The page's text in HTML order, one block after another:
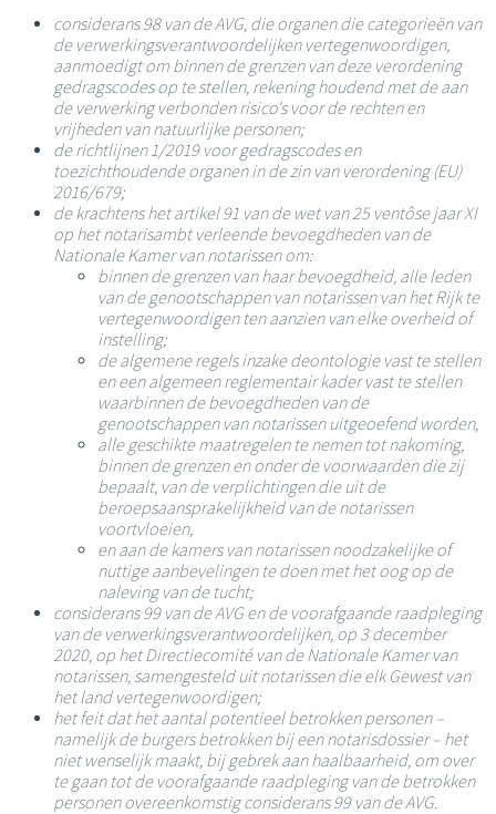
considerans 98 van de AVG, die organen die categorieën van
de verwerkingsverantwoordelijken vertegenwoordigen,
aanmoedigt om binnen de grenzen van deze verordening
gedragscodes op te stellen, rekening houdend met de aan
de verwerking verbonden risico's voor de rechten en
vrijheden van natuurlijke personen;
de richtlijnen 1/2019 voor gedragscodes en
toezichthoudende organen in de zin van verordening (EU)
2016/679;
de krachtens het artikel 91 van de wet van 25 ventôse jaar XI
op het notarisambt verleende bevoegdheden van de
Nationale Kamer van notarissen om:
binnen de grenzen van haar bevoegdheid, alle leden
van de genootschappen van notarissen van het Rijk te
vertegenwoordigen ten aanzien van elke overheid of
instelling;
de algemene regels inzake deontologie vast te stellen
en een algemeen reglementair kader vast te stellen
waarbinnen de bevoegdheden van de
genootschappen van notarissen uitgeoefend worden,
alle geschikte maatregelen te nemen tot nakoming,
binnen de grenzen en onder de voorwaarden die zij
bepaalt, van de verplichtingen die uit de
beroepsaansprakelijkheid van de notarissen
voortvloeien,
en aan de kamers van notarissen noodzakelijke of
nuttige aanbevelingen te doen met het oog op de
naleving van de tucht;
considerans 99 van de AVG en de voorafgaande raadpleging
van de verwerkingsverantwoordelijken, op 3 december
2020, op het Directiecomité van de Nationale Kamer van
notarissen, samengesteld uit notarissen die elk Gewest van
het land vertegenwoordigen;
het feit dat het aantal potentieel betrokken personen –
namelijk de burgers betrokken bij een notarisdossier – het
niet wenselijk maakt, bij gebrek aan haalbaarheid, om over
te gaan tot de voorafgaande raadpleging van de betrokken
personen overeenkomstig considerans 99 van de AVG.